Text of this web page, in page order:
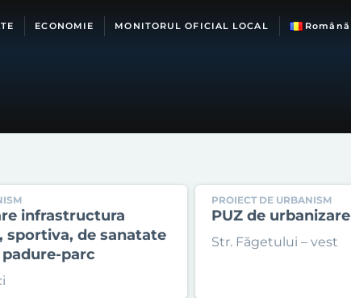
ECONOMIE MONITORUL OFICIAL LOCAL Română
infrastructura
sportiva, de sanatate
parc
PROIECT DE URBANISM
PUZ de urbanizare
Str. Făgetului – vest